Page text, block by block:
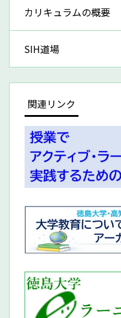
カリキュラムの概要
SIH道場
関連リンク